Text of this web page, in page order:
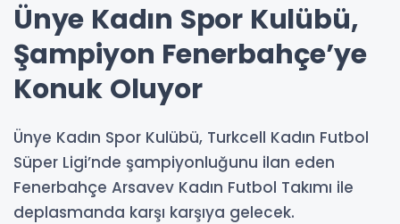
Ünye Kadın Spor Kulübü,
Şampiyon Fenerbahçe’ye
Konuk Oluyor
Ünye Kadın Spor Kulübü, Turkcell Kadın Futbol
Süper Ligi’nde şampiyonluğunu ilan eden
Fenerbahçe Arsavev Kadın Futbol Takımı ile
deplasmanda karşı karşıya gelecek.